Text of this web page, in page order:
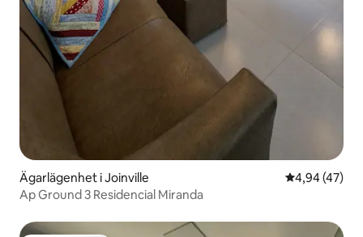
Ägarlägenhet i Joinville 4,94 av 5 i
4,94 (47)
Ap Ground 3 Residencial Miranda